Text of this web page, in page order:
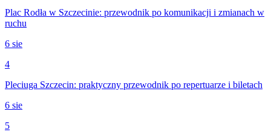
Plac Rodła w Szczecinie: przewodnik po komunikacji i zmianach w
ruchu
6 sie
4
Pleciuga Szczecin: praktyczny przewodnik po repertuarze i biletach
6 sie
5